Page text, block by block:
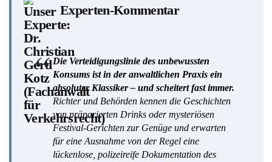
Experten-Kommentar
Die Verteidigungslinie des unbewussten
Konsums ist in der anwaltlichen Praxis ein
absoluter Klassiker – und scheitert fast immer.
Richter und Behörden kennen die Geschichten
von präparierten Drinks oder mysteriösen
Festival-Gerichten zur Genüge und erwarten
für eine Ausnahme von der Regel eine
lückenlose, polizeireife Dokumentation des